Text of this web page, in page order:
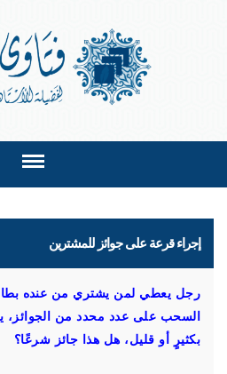
إجراء قرعة على جوائز للمشترين
رجل يعطي لمن يشتري من عنده
السحب على عدد محدد من
بكثيرٍ أو قليل، هل هذا جائز شرعًا؟